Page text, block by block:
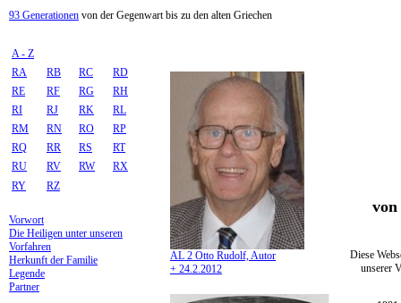
93 Generationen von der Gegenwart bis zu den alten Griechen
A - Z
RA
RB RC
RD
RE
RF RG
RH
RI
RJ RK
RL
RM
RN RO
RP
RQ
RR RS
RT
RU
RV RW
RX
RY
RZ
Vorwort
Die Heiligen unter unseren
Vorfahren
Herkunft der Familie
Legende
Partner
AL 2 Otto Rudolf, Autor
+ 24.2.2012
von
Diese
unserer